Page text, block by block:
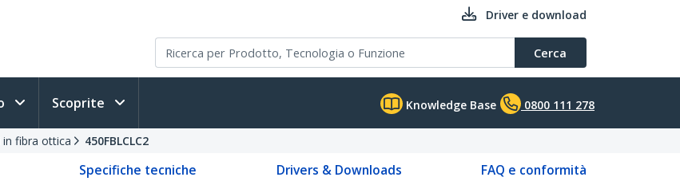
Driver e download
Cerca
Scoprite Knowledge Base 0800 111 278
fibra ottica 450FBLCLC2
Specifiche tecniche Drivers & Downloads FAQ e conformità